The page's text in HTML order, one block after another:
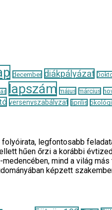
december diákpályázat
lapszám május március
versenyszabályzat április
legfontosabb
hűen őrzi a korábbi
mind a világ
képzett